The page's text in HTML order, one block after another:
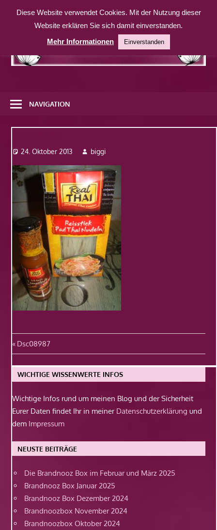
Inhalt
weitere
Website
NAVIGATION
24. Oktober 2013 biggi
Beitragsnavigation
Vorheriger
Beitrag:
Dsc08987
WICHTIGE WISSENWERTE INFOS
Wichtige Infos rund um meinen Blog und der Sicherheit
Eurer Daten findet Ihr in meiner Datenschutzerklärung und
dem Impressum
NEUSTE BEITRÄGE
Die Brandnooz Box im Februar und März 2025
Brandnooz Box Januar 2025
Brandnooz Box Dezember 2024
Brandnoozbox November 2024
Brandnoozbox Oktober 2024
Diese Website verwendet Cookies. Mit der Nutzung dieser
Website erklären Sie sich damit einverstanden.
Mehr Informationen
Einverstanden